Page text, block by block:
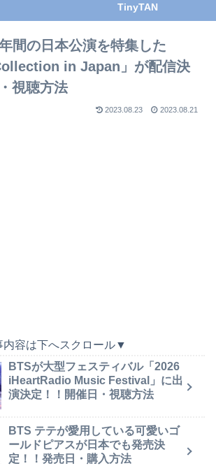
TinyTAN
間の日本公演を特集した
in Japan」が配信決
視聴方法
2023.08.23 2023.08.21
内容は下へスクロール▼
BTSが大型フェスティバル「2026
iHeartRadio Music Festival」に出
演決定！！開催日・視聴方法
BTS テテが愛用している可愛いゴ
ールドピアスが日本でも発売決
定！！発売日・購入方法